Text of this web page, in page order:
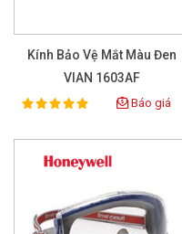
Kính Bảo Vệ Mắt Màu Đen
VIAN 1603AF
Rating:
100% Báo giá